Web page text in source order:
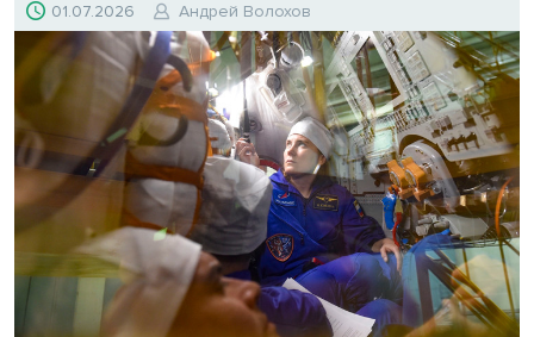
01.07.2026 Андрей Волохов